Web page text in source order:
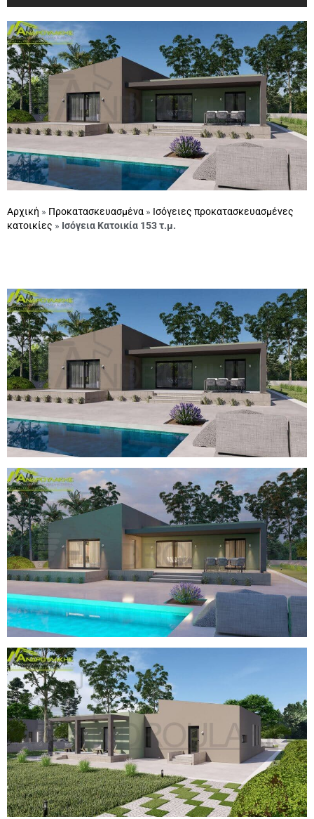
Αρχική » Προκατασκευασμένα » Ισόγειες προκατασκευασμένες
κατοικίες » Ισόγεια Κατοικία 153 τ.μ.